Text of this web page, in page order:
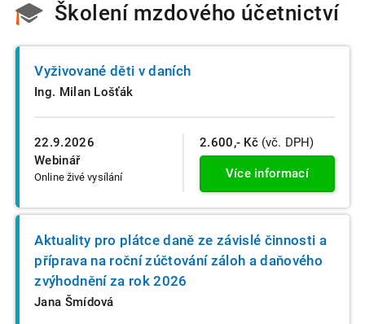
Školení mzdového účetnictví
22.9.2026
Webinář
Online živé vysílání
Vyživované děti v daních
Ing. Milan Lošťák
2.600,- Kč (vč. DPH)
Více informací
Aktuality pro plátce daně ze závislé činnosti a
příprava na roční zúčtování záloh a daňového
zvýhodnění za rok 2026
Jana Šmídová